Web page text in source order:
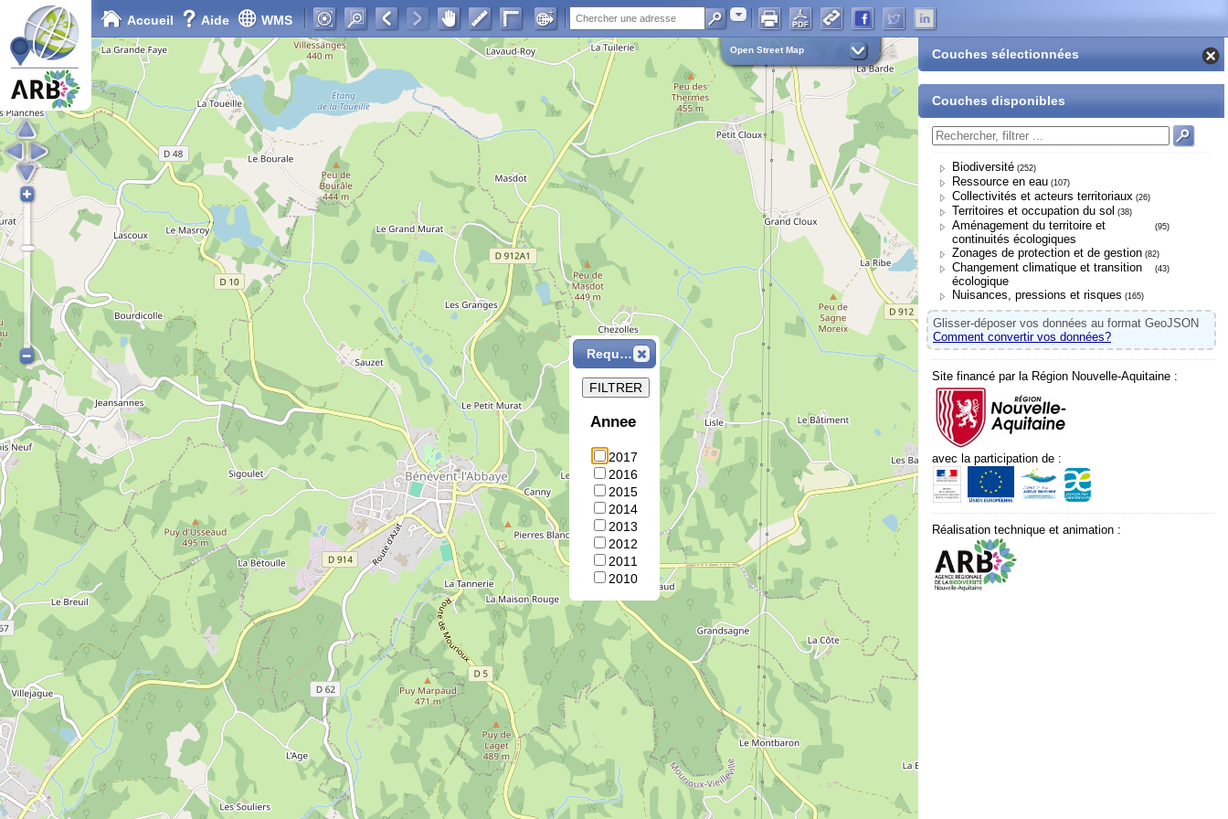
Accueil Aide WMS Adresse
Open Street Map Couches sélectionnées
Couches disponibles
Biodiversité (252)
Ressource en eau (107)
Collectivités et acteurs territoriaux (26)
Territoires et occupation du sol (38)
Aménagement du territoire et
continuités écologiques
(95)
Zonages de protection et de gestion (82)
Changement climatique et transition
écologique
(43)
Nuisances, pressions et risques (165)
Glisser-déposer vos données au format GeoJSON
Comment convertir vos données?
Site financé par la Région Nouvelle-Aquitaine :
avec la participation de :
Réalisation technique et animation :
Requête
Annee
2017
2016
2015
2014
2013
2012
2011
2010
FILTRER